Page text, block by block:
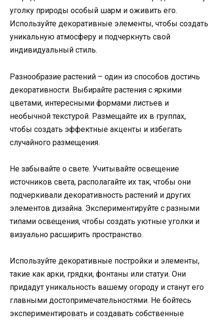
уголку природы особый шарм и оживить его.
Используйте декоративные элементы, чтобы создать
уникальную атмосферу и подчеркнуть свой
индивидуальный стиль.
Разнообразие растений – один из способов достичь
декоративности. Выбирайте растения с яркими
цветами, интересными формами листьев и
необычной текстурой. Размещайте их в группах,
чтобы создать эффектные акценты и избегать
случайного размещения.
Не забывайте о свете. Учитывайте освещение
источников света, располагайте их так, чтобы они
подчеркивали декоративность растений и других
элементов дизайна. Экспериментируйте с разными
типами освещения, чтобы создать уютные уголки и
визуально расширить пространство.
Используйте декоративные постройки и элементы,
такие как арки, грядки, фонтаны или статуи. Они
придадут уникальность вашему огороду и станут его
главными достопримечательностями. Не бойтесь
экспериментировать и создавать собственные